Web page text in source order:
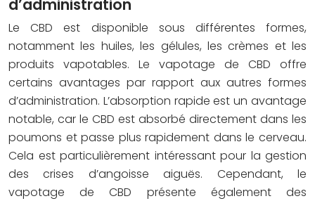
d’administration
Le CBD est disponible sous différentes formes,
notamment les huiles, les gélules, les crèmes et les
produits vapotables. Le vapotage de CBD offre
certains avantages par rapport aux autres formes
d’administration. L’absorption rapide est un avantage
notable, car le CBD est absorbé directement dans les
poumons et passe plus rapidement dans le cerveau.
Cela est particulièrement intéressant pour la gestion
des crises d’angoisse aiguës. Cependant, le
vapotage de CBD présente également des